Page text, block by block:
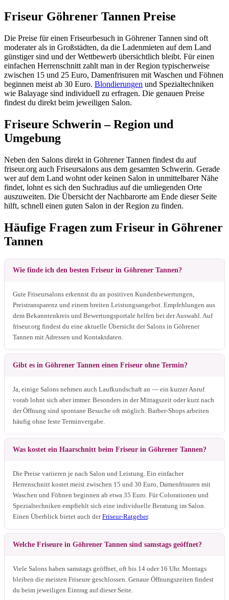
Friseur Göhrener Tannen Preise
Die Preise für einen Friseurbesuch in Göhrener Tannen sind oft
moderater als in Großstädten, da die Ladenmieten auf dem Land
günstiger sind und der Wettbewerb übersichtlich bleibt. Für einen
einfachen Herrenschnitt zahlt man in der Region typischerweise
zwischen 15 und 25 Euro, Damenfrisuren mit Waschen und Föhnen
beginnen meist ab 30 Euro. Blondierungen und Spezialtechniken
wie Balayage sind individuell zu erfragen. Die genauen Preise
findest du direkt beim jeweiligen Salon.
Friseure Schwerin – Region und
Umgebung
Neben den Salons direkt in Göhrener Tannen findest du auf
friseur.org auch Friseursalons aus dem gesamten Schwerin. Gerade
wer auf dem Land wohnt oder keinen Salon in unmittelbarer Nähe
findet, lohnt es sich den Suchradius auf die umliegenden Orte
auszuweiten. Die Übersicht der Nachbarorte am Ende dieser Seite
hilft, schnell einen guten Salon in der Region zu finden.
Häufige Fragen zum Friseur in Göhrener
Tannen
Wie finde ich den besten Friseur in Göhrener Tannen?
Gute Friseursalons erkennst du an positiven Kundenbewertungen,
Preistransparenz und einem breiten Leistungsangebot. Empfehlungen aus
dem Bekanntenkreis und Bewertungsportale helfen bei der Auswahl. Auf
friseur.org findest du eine aktuelle Übersicht der Salons in Göhrener
Tannen mit Adressen und Kontaktdaten.
Gibt es in Göhrener Tannen einen Friseur ohne Termin?
Ja, einige Salons nehmen auch Laufkundschaft an — ein kurzer Anruf
vorab lohnt sich aber immer. Besonders in der Mittagszeit oder kurz nach
der Öffnung sind spontane Besuche oft möglich. Barber-Shops arbeiten
häufig ohne feste Terminvergabe.
Was kostet ein Haarschnitt beim Friseur in Göhrener Tannen?
Die Preise variieren je nach Salon und Leistung. Ein einfacher
Herrenschnitt kostet meist zwischen 15 und 30 Euro, Damenfrisuren mit
Waschen und Föhnen beginnen ab etwa 35 Euro. Für Colorationen und
Spezialtechniken empfiehlt sich eine individuelle Beratung im Salon.
Einen Überblick bietet auch derFriseur-Ratgeber.
Welche Friseure in Göhrener Tannen sind samstags geöffnet?
Viele Salons haben samstags geöffnet, oft bis 14 oder 16 Uhr. Montags
bleiben die meisten Friseure geschlossen. Genaue Öffnungszeiten findest
du beim jeweiligen Eintrag auf dieser Seite.